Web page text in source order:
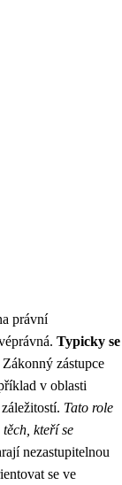
právní
Typicky se
Zákonný zástupce
v oblasti
Tato role
kteří se
nezastupitelnou
se ve